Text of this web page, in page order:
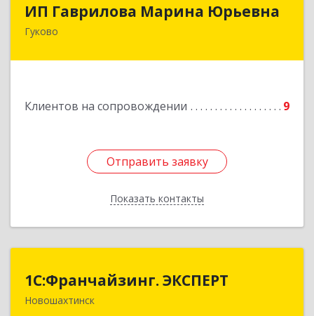
ИП Гаврилова Марина Юрьевна
Гуково
Клиентов на сопровождении 9
Отправить заявку
Показать контакты
Отправить заявку
Назад
1С:Франчайзинг. ЭКСПЕРТ
Новошахтинск
1С:Франчайзинг. ЭКСПЕРТ
346901, Ростовская обл, Новошахтинск г,